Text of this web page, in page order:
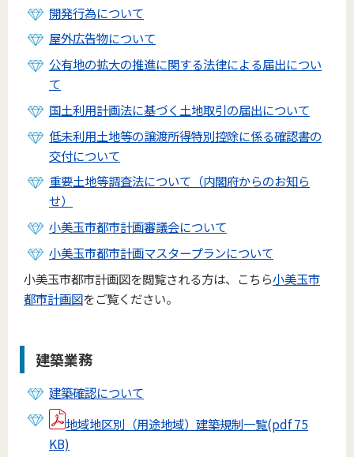
開発行為について
屋外広告物について
公有地の拡大の推進に関する法律による届出につい
て
国土利用計画法に基づく土地取引の届出について
低未利用土地等の譲渡所得特別控除に係る確認書の
交付について
重要土地等調査法について（内閣府からのお知ら
せ）
小美玉市都市計画審議会について
小美玉市都市計画マスタープランについて
小美玉市都市計画図を閲覧される方は、こちら小美玉市
都市計画図をご覧ください。
建築業務
建築確認について
地域地区別（用途地域）建築規制一覧(pdf 75
KB)